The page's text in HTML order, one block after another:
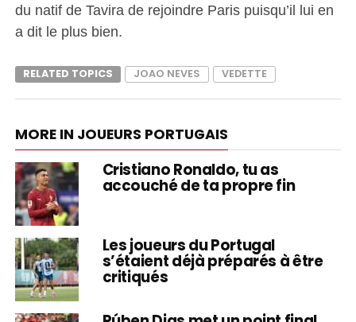
du natif de Tavira de rejoindre Paris puisqu’il lui en
a dit le plus bien.
RELATED TOPICS JOAO NEVES VEDETTE
MORE IN JOUEURS PORTUGAIS
Cristiano Ronaldo, tu as
accouché de ta propre fin
Les joueurs du Portugal
s’étaient déjà préparés à être
critiqués